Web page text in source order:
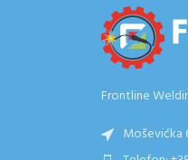
Frontline
Moševićka